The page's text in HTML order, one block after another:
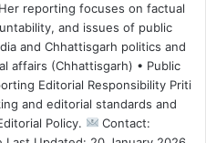
reporting focuses on factual
and issues of public
and Chhattisgarh politics and
affairs (Chhattisgarh) • Public
Editorial Responsibility Priti
and editorial standards and
Policy.
Contact: